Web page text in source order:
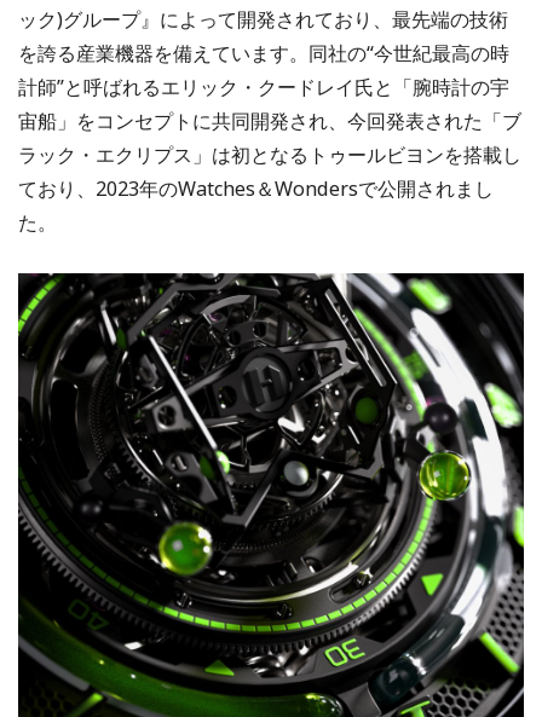
ック)グループ』によって開発されており、最先端の技術
を誇る産業機器を備えています。同社の“今世紀最高の時
計師”と呼ばれるエリック・クードレイ氏と「腕時計の宇
宙船」をコンセプトに共同開発され、今回発表された「ブ
ラック・エクリプス」は初となるトゥールビヨンを搭載し
ており、2023年のWatches＆Wondersで公開されまし
た。